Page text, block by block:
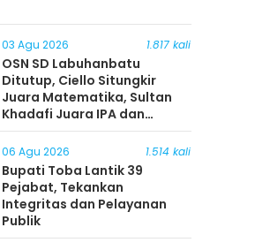
03 Agu 2026 1.817 kali
OSN SD Labuhanbatu
Ditutup, Ciello Situngkir
Juara Matematika, Sultan
Khadafi Juara IPA dan
Timothy Rangkuti Juara IPS
06 Agu 2026 1.514 kali
Bupati Toba Lantik 39
Pejabat, Tekankan
Integritas dan Pelayanan
Publik